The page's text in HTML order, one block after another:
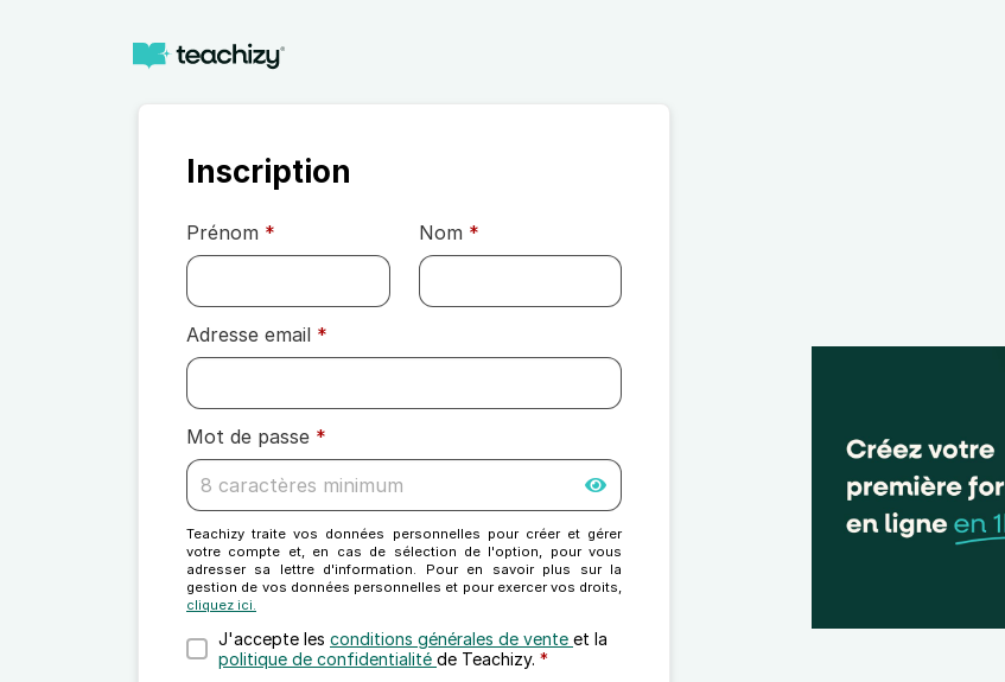
Inscription
Prénom * Nom *
Adresse email *
Mot de passe *
Teachizy traite vos données personnelles pour créer et gérer
votre compte et, en cas de sélection de l'option, pour vous
adresser sa lettre d'information. Pour en savoir plus sur la
gestion de vos données personnelles et pour exercer vos droits,
cliquez ici.
J'accepte les conditions générales de vente et la
politique de confidentialité de Teachizy. *